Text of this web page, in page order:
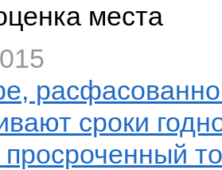
места
сроки